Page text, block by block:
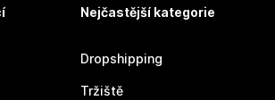
Nejčastější kategorie
Dropshipping
Tržiště